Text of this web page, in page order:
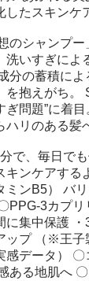
たスキンケ
洗いすぎによ
分の蓄積に
を抱えがち。
問題”に着
ハリのある髪
キンケアする
ンB5） バリ
PPG-3カプリ
に集中保護
ップ （※王子
データ） 〇
ある地肌へ